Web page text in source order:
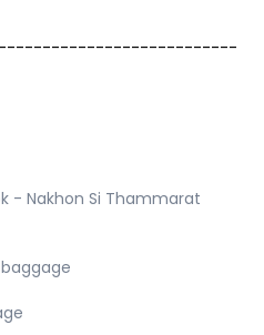
- Nakhon Si Thammarat